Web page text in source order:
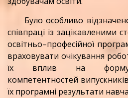
Було особливо
співпраці із зацікавленими
освітньо–професійної
враховувати очікування
їх вплив на
компетентностей
їх програмні результати